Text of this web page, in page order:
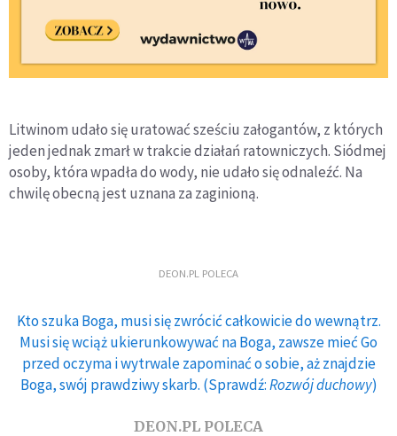
Litwinom udało się uratować sześciu załogantów, z których
jeden jednak zmarł w trakcie działań ratowniczych. Siódmej
osoby, która wpadła do wody, nie udało się odnaleźć. Na
chwilę obecną jest uznana za zaginioną.
DEON.PL POLECA
Kto szuka Boga, musi się zwrócić całkowicie do wewnątrz.
Musi się wciąż ukierunkowywać na Boga, zawsze mieć Go
przed oczyma i wytrwale zapominać o sobie, aż znajdzie
Boga, swój prawdziwy skarb. (Sprawdź:Rozwój duchowy)
DEON.PL POLECA